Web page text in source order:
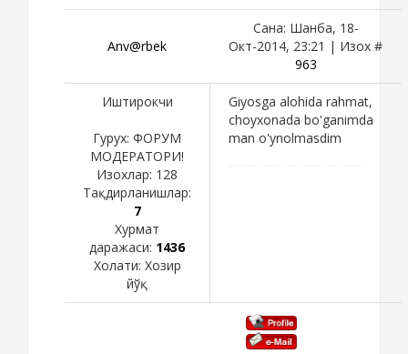
Anv@rbek
Сана: Шанба, 18-
Окт-2014, 23:21 | Изох #
963
Иштирокчи
Гурух: ФОРУМ
МОДЕРАТОРИ!
Изохлар: 128
Тақдирланишлар:
7
Хурмат
даражаси: 1436
Холати: Хозир
йўқ
Giyosga alohida rahmat,
choyxonada bo'ganimda
man o'ynolmasdim